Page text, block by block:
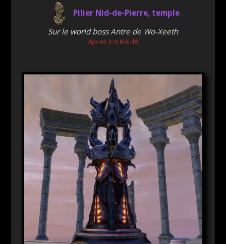
Pilier Nid-de-Pierre, temple
Sur le world boss Antre de Wo-Xeeth
Ajouté à la MAJ 48